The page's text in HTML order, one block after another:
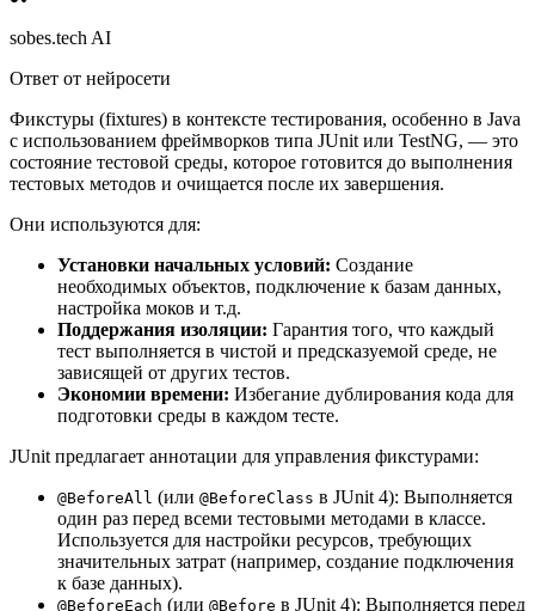
sobes.tech AI
Ответ от нейросети
Фикстуры (fixtures) в контексте тестирования, особенно в Java
с использованием фреймворков типа JUnit или TestNG, — это
состояние тестовой среды, которое готовится до выполнения
тестовых методов и очищается после их завершения.
Они используются для:
Установки начальных условий: Создание
необходимых объектов, подключение к базам данных,
настройка моков и т.д.
Поддержания изоляции: Гарантия того, что каждый
тест выполняется в чистой и предсказуемой среде, не
зависящей от других тестов.
Экономии времени: Избегание дублирования кода для
подготовки среды в каждом тесте.
JUnit предлагает аннотации для управления фикстурами:
@BeforeAll (или @BeforeClass в JUnit 4): Выполняется
один раз перед всеми тестовыми методами в классе.
Используется для настройки ресурсов, требующих
значительных затрат (например, создание подключения
к базе данных).
@BeforeEach (или @Before в JUnit 4): Выполняется перед